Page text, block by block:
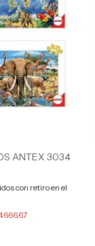
ANTEX 3034
con retiro en el